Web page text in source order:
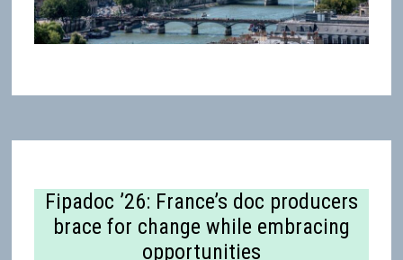
Fipadoc ’26: France’s doc producers
brace for change while embracing
opportunities